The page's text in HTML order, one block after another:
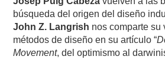
búsqueda del origen del diseño
John Z. Langrish nos comparte su
métodos de diseño en su artículo “
Movement, del optimismo al